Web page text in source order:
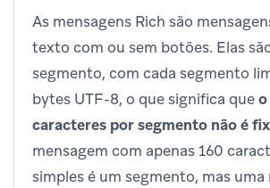
As mensagens Rich são
texto com ou sem botões. Elas
segmento, com cada segmento
bytes UTF-8, o que significa que
caracteres por segmento não é
mensagem com apenas 160
simples é um segmento, mas uma